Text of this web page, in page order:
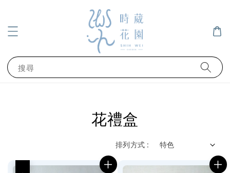
搜尋
花禮盒
排列方式 :